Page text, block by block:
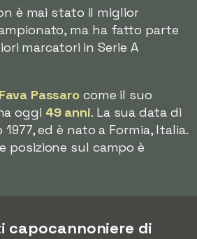
è mai stato il miglior
ma ha fatto parte
marcatori in Serie A
Passaro come il suo
oggi 49 anni. La sua data di
ed è nato a Formia, Italia.
posizione sul campo è
capocannoniere di